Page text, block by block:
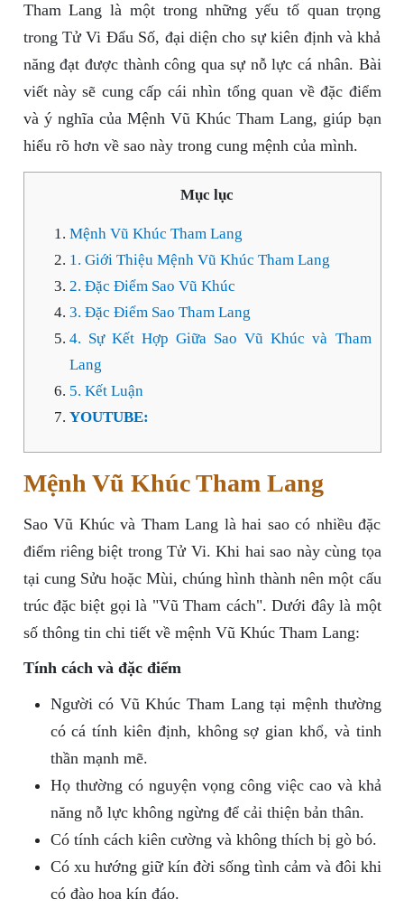
Tham Lang là một trong những yếu tố quan trọng
trong Tử Vi Đẩu Số, đại diện cho sự kiên định và khả
năng đạt được thành công qua sự nỗ lực cá nhân. Bài
viết này sẽ cung cấp cái nhìn tổng quan về đặc điểm
và ý nghĩa của Mệnh Vũ Khúc Tham Lang, giúp bạn
hiểu rõ hơn về sao này trong cung mệnh của mình.
Mục lục
Mệnh Vũ Khúc Tham Lang
1. Giới Thiệu Mệnh Vũ Khúc Tham Lang
2. Đặc Điểm Sao Vũ Khúc
3. Đặc Điểm Sao Tham Lang
4. Sự Kết Hợp Giữa Sao Vũ Khúc và Tham
Lang
5. Kết Luận
YOUTUBE:
Mệnh Vũ Khúc Tham Lang
Sao Vũ Khúc và Tham Lang là hai sao có nhiều đặc
điểm riêng biệt trong Tử Vi. Khi hai sao này cùng tọa
tại cung Sửu hoặc Mùi, chúng hình thành nên một cấu
trúc đặc biệt gọi là "Vũ Tham cách". Dưới đây là một
số thông tin chi tiết về mệnh Vũ Khúc Tham Lang:
Tính cách và đặc điểm
Người có Vũ Khúc Tham Lang tại mệnh thường
có cá tính kiên định, không sợ gian khổ, và tinh
thần mạnh mẽ.
Họ thường có nguyện vọng công việc cao và khả
năng nỗ lực không ngừng để cải thiện bản thân.
Có tính cách kiên cường và không thích bị gò bó.
Có xu hướng giữ kín đời sống tình cảm và đôi khi
có đào hoa kín đáo.